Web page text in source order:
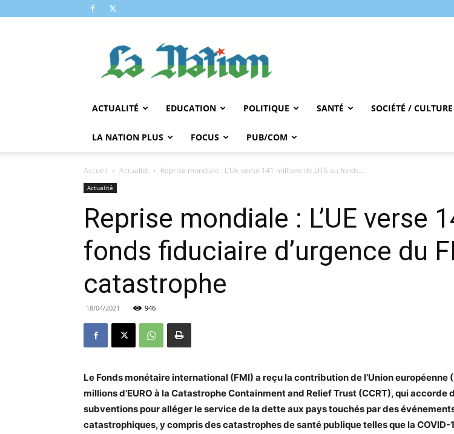
NATION
ACTUALITÉ EDUCATION POLITIQUE SANTÉ SOCIÉTÉ / CULTURE
LA NATION PLUS FOCUS PUB/COM
Accueil Actualité Reprise mondiale : L’UE verse 141 millions de DTS au fonds...
Actualité
Reprise mondiale : L’UE verse
fonds fiduciaire d’urgence du
catastrophe
18/04/2021 946
Le Fonds monétaire international (FMI) a reçu la contribution de l’Union européenne
millions d’EURO à la Catastrophe Containment and Relief Trust (CCRT), qui accorde
subventions pour alléger le service de la dette aux pays touchés par des
catastrophiques, y compris des catastrophes de santé publique telles que la COVID-